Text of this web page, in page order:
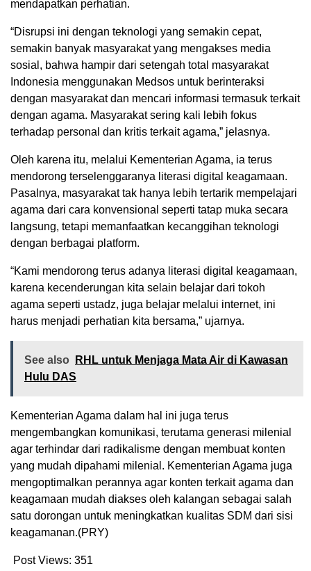
mendapatkan perhatian.
“Disrupsi ini dengan teknologi yang semakin cepat,
semakin banyak masyarakat yang mengakses media
sosial, bahwa hampir dari setengah total masyarakat
Indonesia menggunakan Medsos untuk berinteraksi
dengan masyarakat dan mencari informasi termasuk terkait
dengan agama. Masyarakat sering kali lebih fokus
terhadap personal dan kritis terkait agama,” jelasnya.
Oleh karena itu, melalui Kementerian Agama, ia terus
mendorong terselenggaranya literasi digital keagamaan.
Pasalnya, masyarakat tak hanya lebih tertarik mempelajari
agama dari cara konvensional seperti tatap muka secara
langsung, tetapi memanfaatkan kecanggihan teknologi
dengan berbagai platform.
“Kami mendorong terus adanya literasi digital keagamaan,
karena kecenderungan kita selain belajar dari tokoh
agama seperti ustadz, juga belajar melalui internet, ini
harus menjadi perhatian kita bersama,” ujarnya.
See also
RHL untuk Menjaga Mata Air di Kawasan
Hulu DAS
Kementerian Agama dalam hal ini juga terus
mengembangkan komunikasi, terutama generasi milenial
agar terhindar dari radikalisme dengan membuat konten
yang mudah dipahami milenial. Kementerian Agama juga
mengoptimalkan perannya agar konten terkait agama dan
keagamaan mudah diakses oleh kalangan sebagai salah
satu dorongan untuk meningkatkan kualitas SDM dari sisi
keagamanan.(PRY)
Post Views: 351